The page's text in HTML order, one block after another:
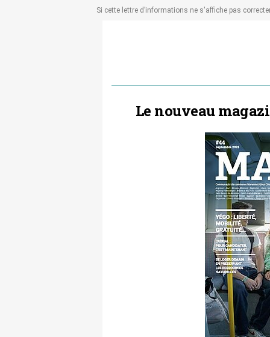
Si cette lettre d’informations ne s'affiche pas
Le nouveau